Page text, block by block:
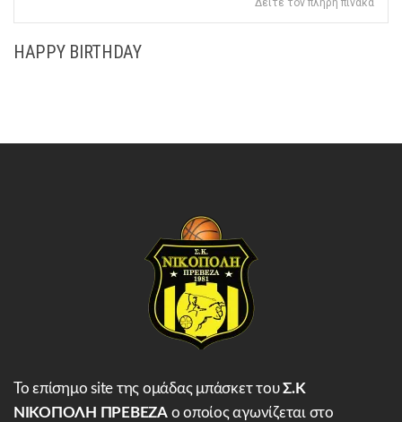
Δείτε τον πλήρη πίνακα
HAPPY BIRTHDAY
Το επίσημο site της ομάδας μπάσκετ τουΣ.Κ
ΝΙΚΟΠΟΛΗ ΠΡΕΒΕΖΑο οποίος αγωνίζεται στο